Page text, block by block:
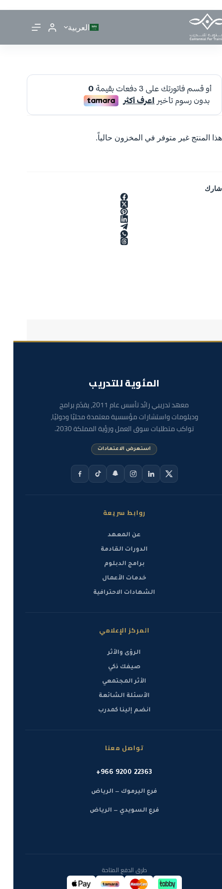
العربية
هذا المنتج غير متوفر في المخزون حالياً.
شارك
المئوية للتدريب
معهد تدريبي رائد تأسس عام 2011، يقدّم برامج
ودبلومات واستشارات مؤسسية معتمدة محليًا ودوليًا،
تواكب متطلبات سوق العمل ورؤية المملكة 2030.
استعرض الاعتمادات
روابط سريعة
عن المعهد
الدورات القادمة
برامج الدبلوم
خدمات الأعمال
الشهادات الاحترافية
المركز الإعلامي
الرؤى والأثر
صيفك ذكي
الأثر المجتمعي
الأسئلة الشائعة
انضم إلينا كمدرب
تواصل معنا
+966 9200 22363
فرع اليرموك — الرياض
فرع السويدي — الرياض
طرق الدفع المتاحة